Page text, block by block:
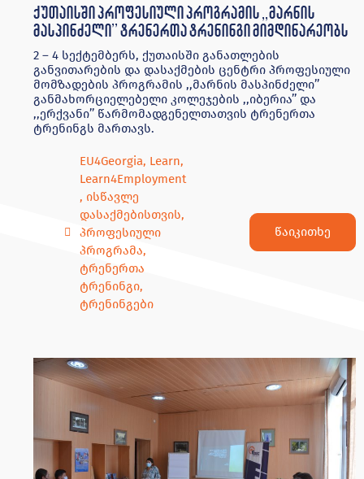
ქუთაისში პროფესიული პროგრამის ,,მარნის
მასპინძელი’’ ტრენერთა ტრენინგი მიმდინარეობს
2 – 4 სექტემბერს, ქუთაისში განათლების
განვითარების და დასაქმების ცენტრი პროფესიული
მომზადების პროგრამის ,,მარნის მასპინძელი’’
განმახორციელებელი კოლეჯების ,,იბერია’’ და
,,ერქვანი’’ წარმომადგენელთათვის ტრენერთა
ტრენინგს მართავს.
EU4Georgia, Learn,
Learn4Employment
, ისწავლე
დასაქმებისთვის,
პროფესიული
პროგრამა,
ტრენერთა
ტრენინგი,
ტრენინგები
წაიკითხე